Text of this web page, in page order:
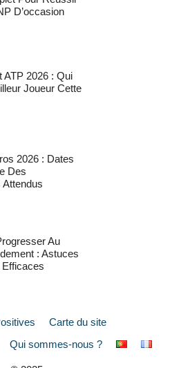
D’occasion
ATP 2026 : Qui
Joueur Cette
2026 : Dates
Des
Attendus
Au
: Astuces
Carte du site
Qui sommes-nous ?